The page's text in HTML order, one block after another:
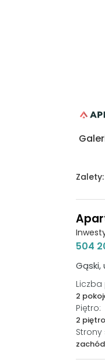
Zalety:
504
Gąski,
Liczba
2
Piętro:
2 piętro
Strony